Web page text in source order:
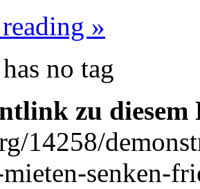
»
no tag
zu
14258/
senken-